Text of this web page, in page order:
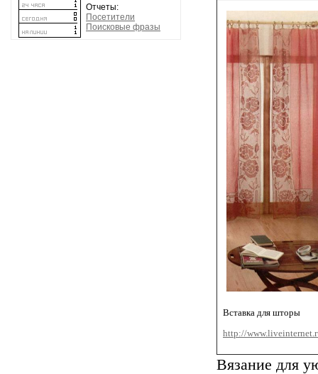
Отчеты:
Посетители
Поисковые фразы
Вставка для шторы
http://
Вязание для